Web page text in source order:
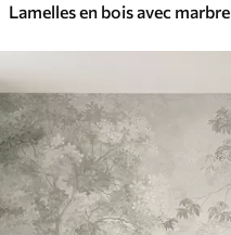
Lamelles en bois avec marbre